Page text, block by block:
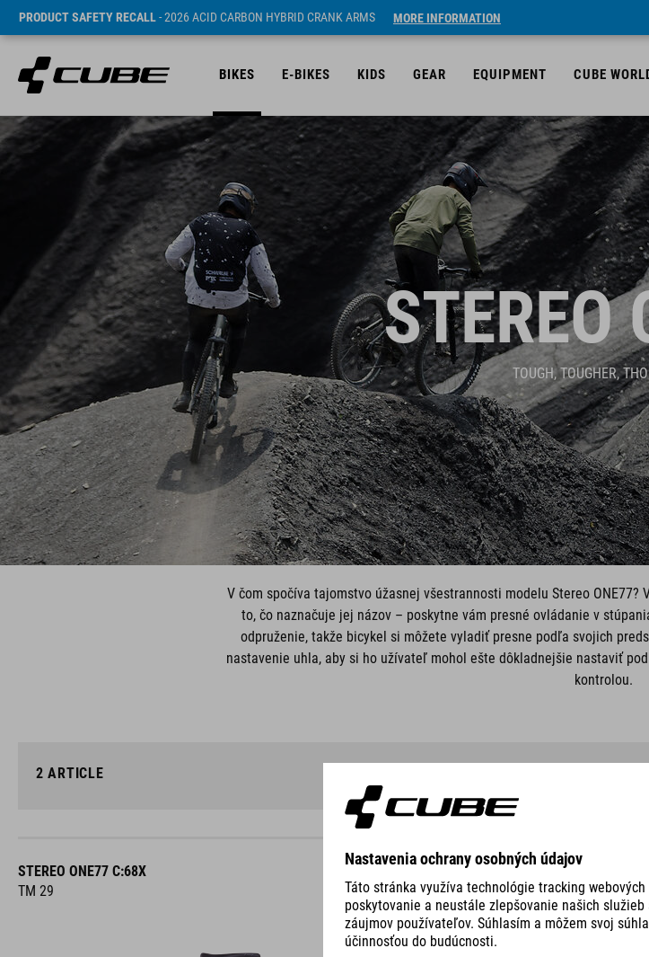
PRODUCT SAFETY RECALL- 2026 ACID CARBON HYBRID CRANK ARMS MORE INFORMATION
BIKES E-BIKES KIDS GEAR EQUIPMENT CUBE
STEREO
TOUGH, TOUGHER,
V čom spočíva tajomstvo úžasnej všestrannosti modelu Stereo
to, čo naznačuje jej názov – poskytne vám presné ovládanie v
odpruženie, takže bicykel si môžete vyladiť presne podľa svojich
nastavenie uhla, aby si ho užívateľ mohol ešte dôkladnejšie nastaviť
kontrolou.
2 ARTICLE
STEREO ONE77 C:68X
TM 29
PRO